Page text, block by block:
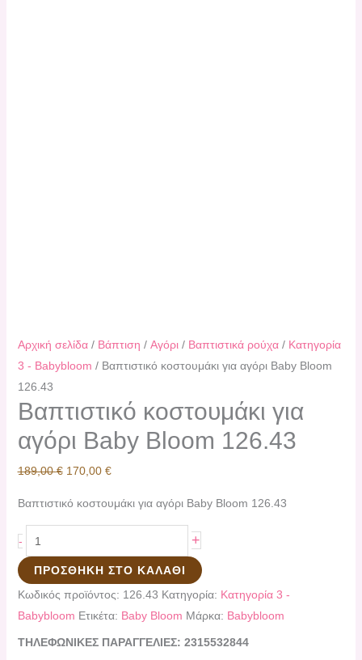
Αρχική σελίδα/ Βάπτιση / Αγόρι/ Βαπτιστικά ρούχα/ Κατηγορία
3 - Babybloom / Βαπτιστικό κοστουμάκι για αγόρι Baby Bloom
126.43
Βαπτιστικό κοστουμάκι για
αγόρι Baby Bloom 126.43
189,00€ 170,00 €
Βαπτιστικό κοστουμάκι για αγόρι Baby Bloom 126.43
- +
ΠΡΟΣΘΉΚΗ ΣΤΟ ΚΑΛΆΘΙ
Κωδικός προϊόντος: 126.43 Κατηγορία: Κατηγορία 3 -
Babybloom Ετικέτα: Baby Bloom Μάρκα: Babybloom
ΤΗΛΕΦΩΝΙΚΕΣ ΠΑΡΑΓΓΕΛΙΕΣ: 2315532844